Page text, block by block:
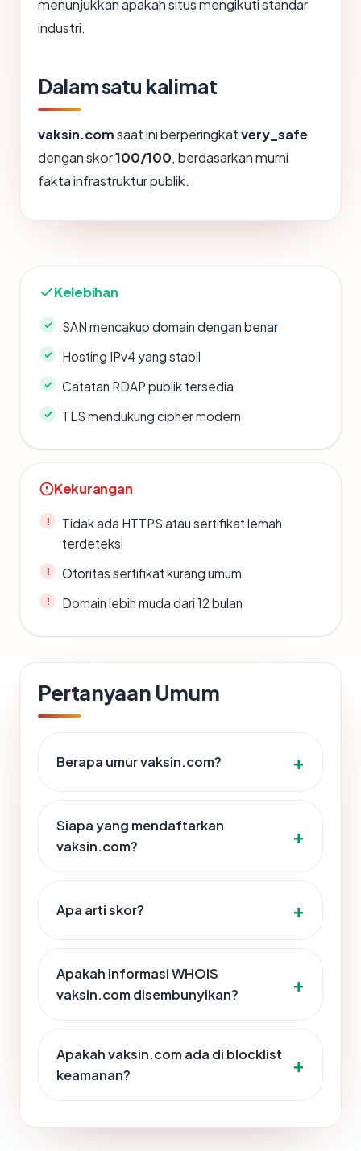
menunjukkan apakah situs mengikuti standar
industri.
Dalam satu kalimat
vaksin.comsaat ini berperingkatvery_safe
dengan skor100/100, berdasarkan murni
fakta infrastruktur publik.
Kelebihan
SAN mencakup domain dengan benar
Hosting IPv4 yang stabil
Catatan RDAP publik tersedia
TLS mendukung cipher modern
Kekurangan
Tidak ada HTTPS atau sertifikat lemah
terdeteksi
Otoritas sertifikat kurang umum
Domain lebih muda dari 12 bulan
Pertanyaan Umum
Berapa umur vaksin.com?
Siapa yang mendaftarkan
vaksin.com?
Apa arti skor?
Apakah informasi WHOIS
vaksin.com disembunyikan?
Apakah vaksin.com ada di blocklist
keamanan?